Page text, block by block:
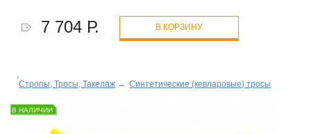
7 704 Р. В КОРЗИНУ
Стропы, Тросы, Такелаж → Синтетические (кевларовые) тросы
В НАЛИЧИИ